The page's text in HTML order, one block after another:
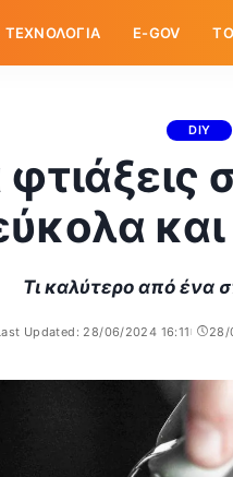
ΤΕΧΝΟΛΟΓΙΑ E-GOV
DIY
Τι καλύτερο από ένα
Updated: 28/06/2024 16:11 28/